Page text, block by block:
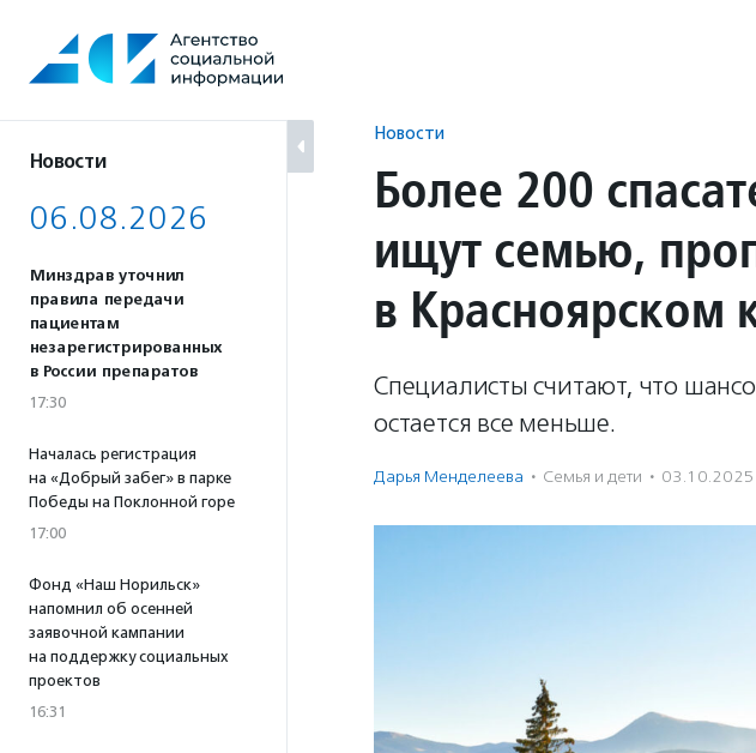
содержанию
Новости
06.08.2026
Минздрав уточнил
правила передачи
пациентам
незарегистрированных
в России препаратов
17:30
Началась регистрация
на «Добрый забег» в парке
Победы на Поклонной горе
17:00
Фонд «Наш Норильск»
напомнил об осенней
заявочной кампании
на поддержку социальных
проектов
16:31
Новости
Более 200
ищут семью,
в Красноярском
Специалисты считают, что
остается все меньше.
Дарья Менделеева · Семья и дети · 03.10.2025